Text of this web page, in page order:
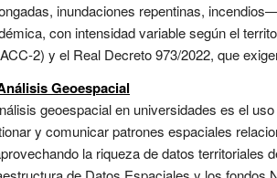
inundaciones repentinas,
con intensidad variable según el
2) y el Real Decreto 973/2022, que
Geoespacial
geoespacial en universidades es el
y comunicar patrones espaciales
la riqueza de datos territoriales